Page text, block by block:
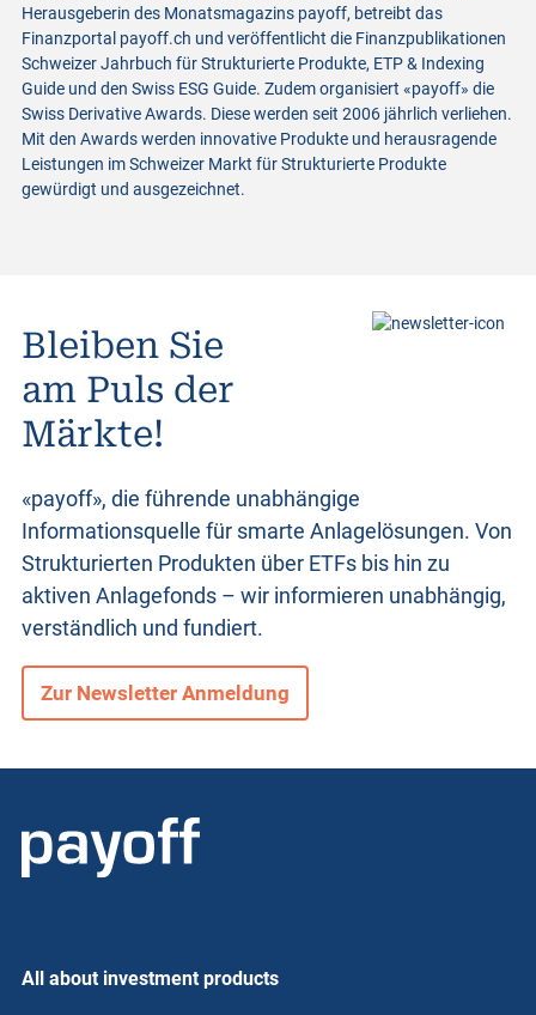
Herausgeberin des Monatsmagazins payoff, betreibt das
Finanzportal payoff.ch und veröffentlicht die Finanzpublikationen
Schweizer Jahrbuch für Strukturierte Produkte, ETP & Indexing
Guide und den Swiss ESG Guide. Zudem organisiert «payoff» die
Swiss Derivative Awards. Diese werden seit 2006 jährlich verliehen.
Mit den Awards werden innovative Produkte und herausragende
Leistungen im Schweizer Markt für Strukturierte Produkte
gewürdigt und ausgezeichnet.
Bleiben Sie
am Puls der
Märkte!
«payoff», die führende unabhängige
Informationsquelle für smarte Anlagelösungen. Von
Strukturierten Produkten über ETFs bis hin zu
aktiven Anlagefonds – wir informieren unabhängig,
verständlich und fundiert.
Zur Newsletter Anmeldung
All about investment products